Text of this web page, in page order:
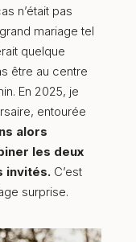
n’était pas
mariage tel
quelque
être au centre
En 2025, je
entourée
alors
les deux
invités.C’est
surprise.